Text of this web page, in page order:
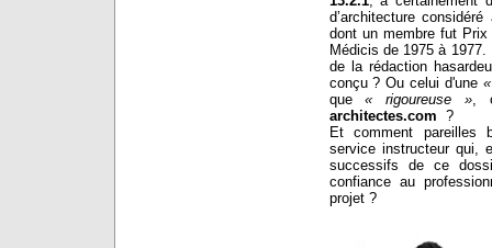
d’architecture
dont un membre fut
Médicis de 1975 à
de la rédaction
conçu ? Ou celui d'une
que« rigoureuse »,
architectes.com ?
Et comment pareilles
service instructeur qui,
successifs de ce
confiance au
projet ?